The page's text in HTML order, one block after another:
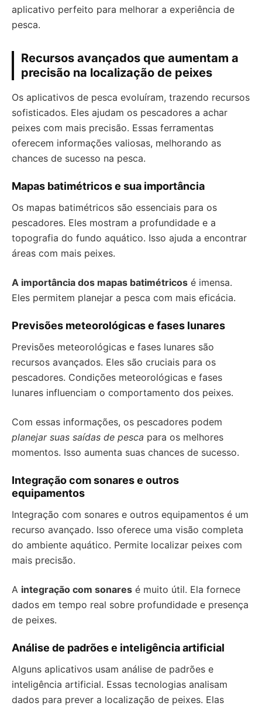
aplicativo perfeito para melhorar a experiência de
pesca.
Recursos avançados que aumentam a
precisão na localização de peixes
Os aplicativos de pesca evoluíram, trazendo recursos
sofisticados. Eles ajudam os pescadores a achar
peixes com mais precisão. Essas ferramentas
oferecem informações valiosas, melhorando as
chances de sucesso na pesca.
Mapas batimétricos e sua importância
Os mapas batimétricos são essenciais para os
pescadores. Eles mostram a profundidade e a
topografia do fundo aquático. Isso ajuda a encontrar
áreas com mais peixes.
A importância dos mapas batimétricos é imensa.
Eles permitem planejar a pesca com mais eficácia.
Previsões meteorológicas e fases lunares
Previsões meteorológicas e fases lunares são
recursos avançados. Eles são cruciais para os
pescadores. Condições meteorológicas e fases
lunares influenciam o comportamento dos peixes.
Com essas informações, os pescadores podem
planejar suas saídas de pesca para os melhores
momentos. Isso aumenta suas chances de sucesso.
Integração com sonares e outros
equipamentos
Integração com sonares e outros equipamentos é um
recurso avançado. Isso oferece uma visão completa
do ambiente aquático. Permite localizar peixes com
mais precisão.
A integração com sonares é muito útil. Ela fornece
dados em tempo real sobre profundidade e presença
de peixes.
Análise de padrões e inteligência artificial
Alguns aplicativos usam análise de padrões e
inteligência artificial. Essas tecnologias analisam
dados para prever a localização de peixes. Elas